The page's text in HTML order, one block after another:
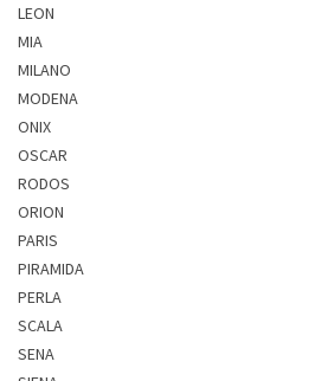
LEON
MIA
MILANO
MODENA
ONIX
OSCAR
RODOS
ORION
PARIS
PIRAMIDA
PERLA
SCALA
SENA